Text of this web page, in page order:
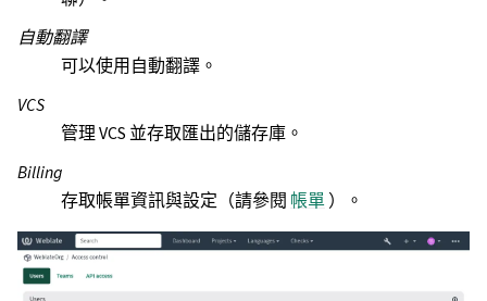
自動翻譯
可以使用自動翻譯。
VCS
管理 VCS 並存取匯出的儲存庫。
Billing
存取帳單資訊與設定（請參閱 帳單）。